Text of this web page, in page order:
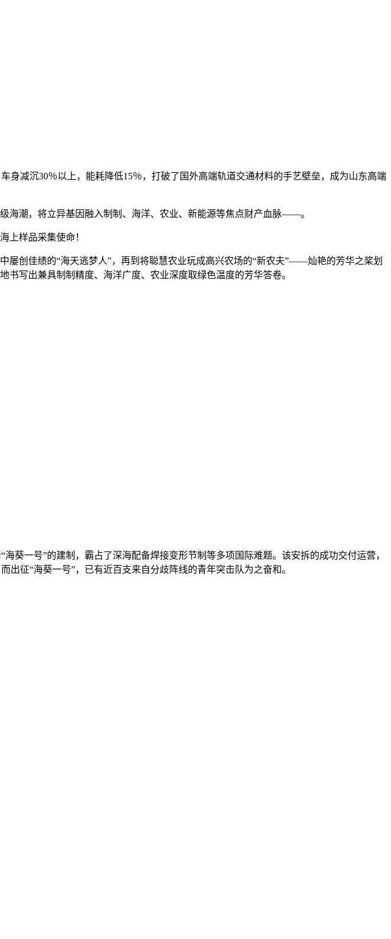
减沉30％以上，能耗降低15％，打破了国外高端轨道交通材料的手艺壁垒，成为山东高端
潮，将立异基因融入制制、海洋、农业、新能源等焦点财产血脉——。
上样品采集使命！
创佳绩的“海天逃梦人”，再到将聪慧农业玩成高兴农场的“新农夫”——灿艳的芳华之桨划
写出兼具制制精度、海洋广度、农业深度取绿色温度的芳华答卷。
一号”的建制，霸占了深海配备焊接变形节制等多项国际难题。该安拆的成功交付运营，
征“海葵一号”，已有近百支来自分歧阵线的青年突击队为之奋和。